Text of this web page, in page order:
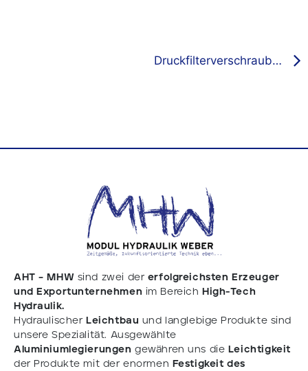
Druckfilterverschraubung – wenn ihre Anwendungen durch verschmutztes Öl leiden
AHT – MHW sind zwei der erfolgreichsten Erzeuger
und Exportunternehmen im BereichHigh-Tech
Hydraulik.
HydraulischerLeichtbau und langlebige Produkte sind
unsere Spezialität. Ausgewählte
Aluminiumlegierungengewähren uns die Leichtigkeit
der Produkte mit der enormen Festigkeit des